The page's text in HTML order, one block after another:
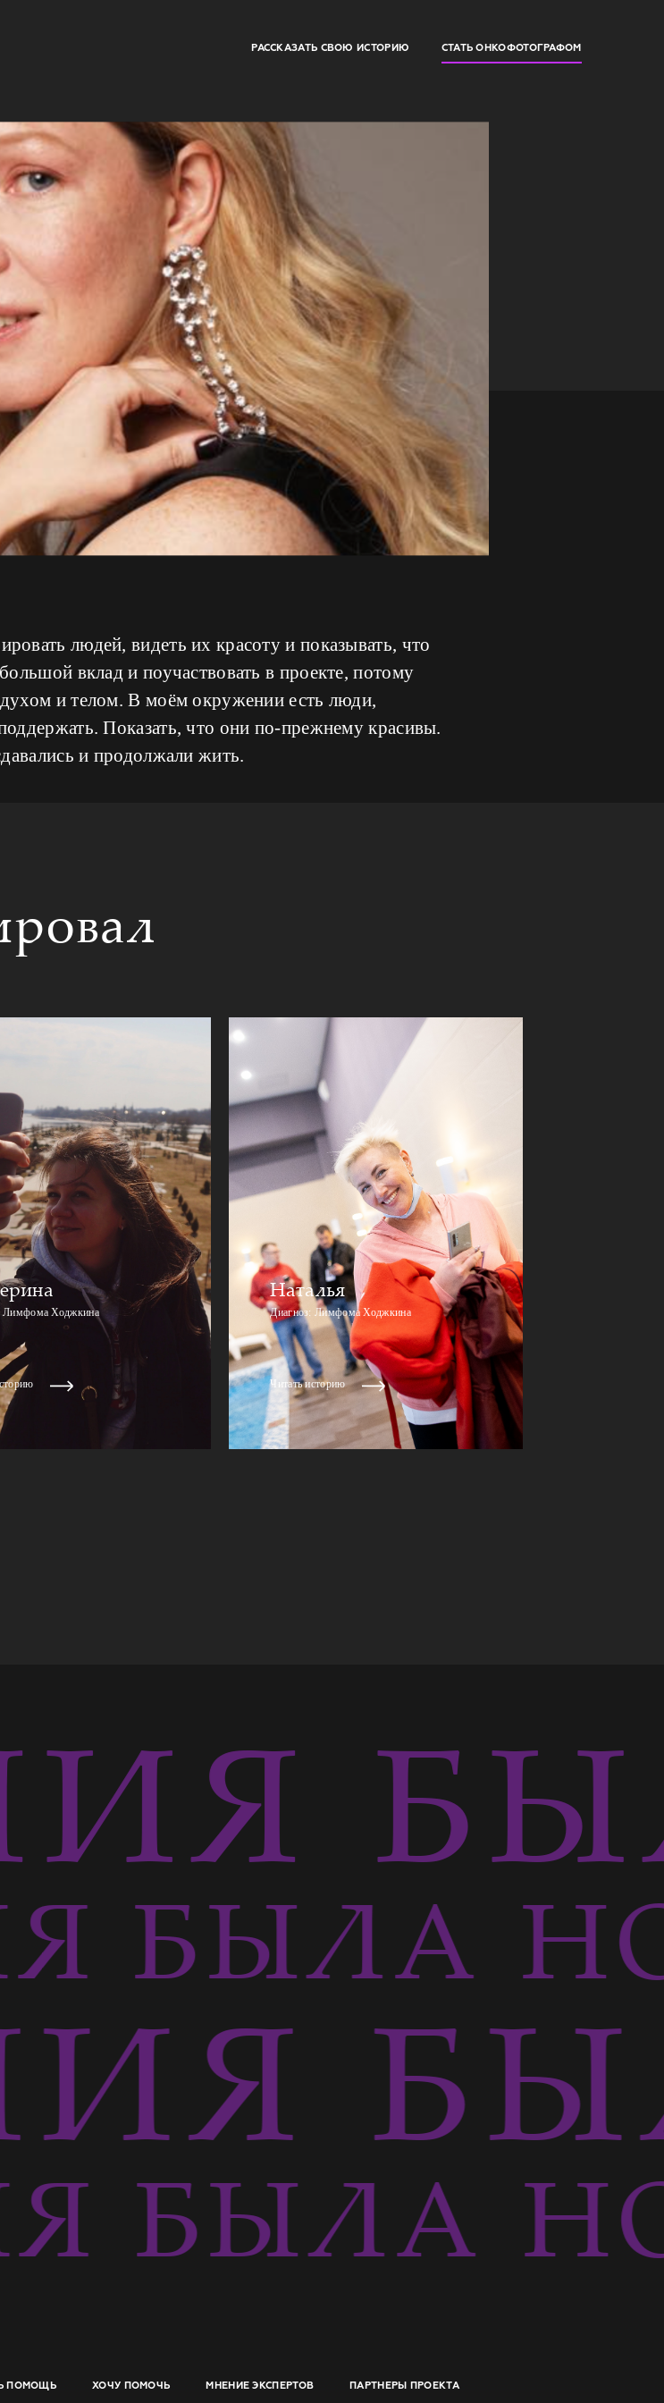
РАССКАЗАТЬ СВОЮ ИСТОРИЮ СТАТЬ ОНКОФОТОГРАФОМ
людей, видеть их красоту и показывать, что
вклад и поучаствовать в проекте, потому
и телом. В моём окружении есть люди,
Показать, что они по-прежнему красивы.
и продолжали жить.
Лимфома Ходжкина
Наталья
Диагноз: Лимфома Ходжкина
Читать историю
БЫЛА
БЫЛА
ПОМОЩЬ ХОЧУ ПОМОЧЬ МНЕНИЕ ЭКСПЕРТОВ ПАРТНЕРЫ ПРОЕКТА